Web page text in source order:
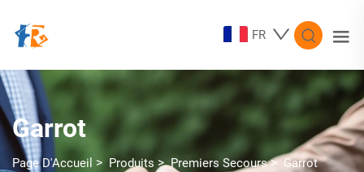
FR
Garrot
Page D'Accueil > Produits >Premiers Secours>Garrot